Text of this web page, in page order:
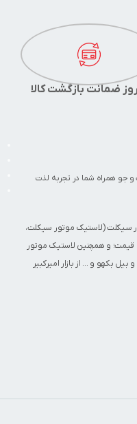
جو همراه شما در تجربه لذت
سیکلت(لاستیک موتور سیکلت،
قیمت؛ و همچنین لاستیک موتور
و بیل بکهو و ... از بازار امیرکبیر